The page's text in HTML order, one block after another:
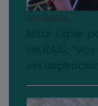
03/08/2026